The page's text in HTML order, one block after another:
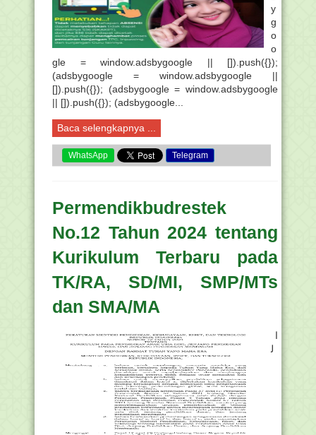
y
g
o
o
gle = window.adsbygoogle || []).push({});
(adsbygoogle = window.adsbygoogle ||
[]).push({}); (adsbygoogle = window.adsbygoogle
|| []).push({}); (adsbygoogle...
Baca selengkapnya ...
WhatsApp Telegram
Permendikbudrestek
No.12 Tahun 2024 tentang
Kurikulum Terbaru pada
TK/RA, SD/MI, SMP/MTs
dan SMA/MA
ل